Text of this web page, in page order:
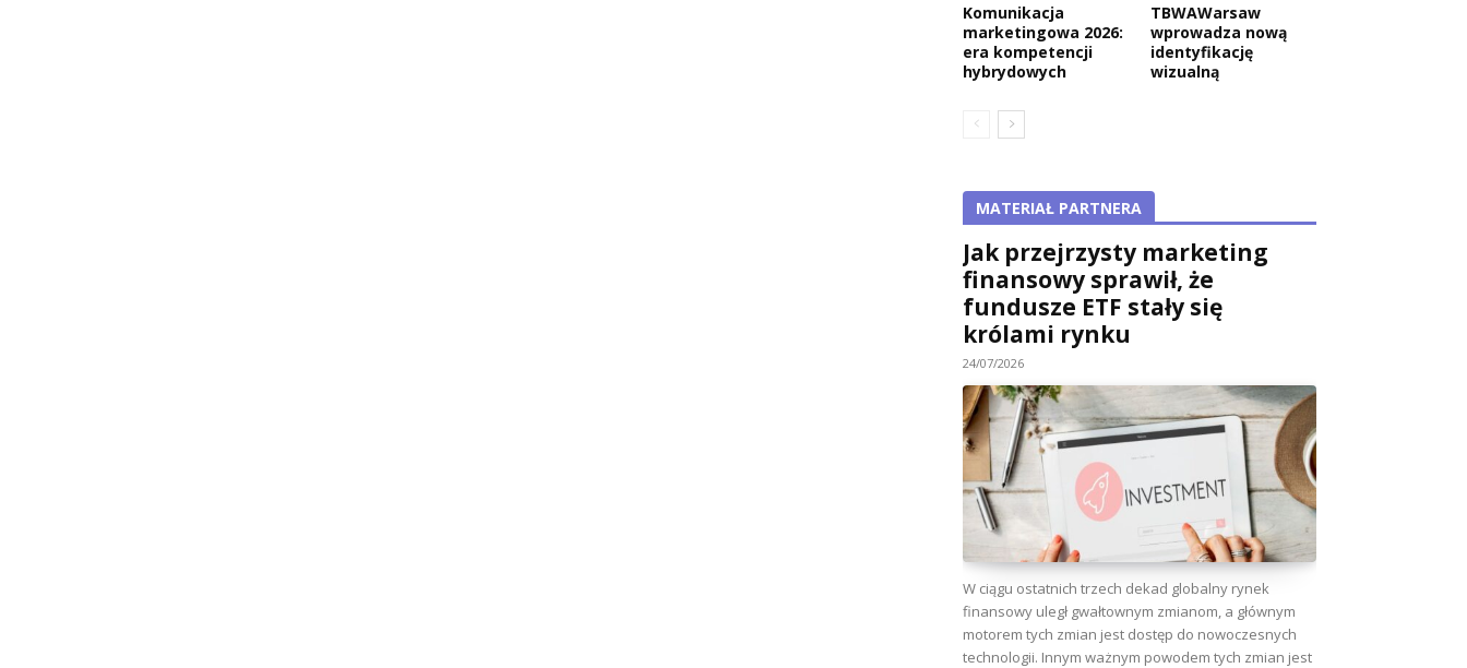
Komunikacja
marketingowa 2026:
era kompetencji
hybrydowych
TBWAWarsaw
wprowadza nową
identyfikację
wizualną
MATERIAŁ PARTNERA
Jak przejrzysty marketing
finansowy sprawił, że
fundusze ETF stały się
królami rynku
24/07/2026
W ciągu ostatnich trzech dekad globalny rynek
finansowy uległ gwałtownym zmianom, a głównym
motorem tych zmian jest dostęp do nowoczesnych
technologii. Innym ważnym powodem tych zmian jest